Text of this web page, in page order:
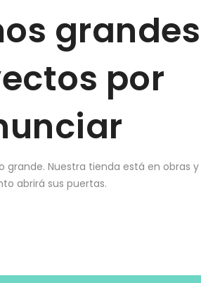
grandes
por
grande. Nuestra tienda está en obras y
abrirá sus puertas.